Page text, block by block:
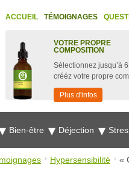
ACCUEIL TÉMOIGNAGES
VOTRE PROPRE
COMPOSITION
Sélectionnez jusqu’à
crééz votre propre
Plus d'infos
Bien-être Déjection
Hypersensibilité «